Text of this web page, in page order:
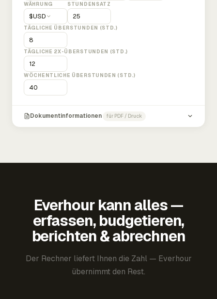
WÄHRUNG
$USD
STUNDENSATZ
TÄGLICHE ÜBERSTUNDEN (STD.)
TÄGLICHE 2X-ÜBERSTUNDEN (STD.)
WÖCHENTLICHE ÜBERSTUNDEN (STD.)
Dokumentinformationen für PDF / Druck
Everhour kann alles —
erfassen, budgetieren,
berichten & abrechnen
Der Rechner liefert Ihnen die Zahl — Everhour
übernimmt den Rest.